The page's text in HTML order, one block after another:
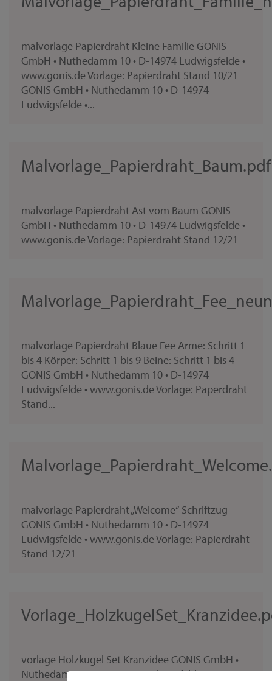
malvorlage Papierdraht Kleine Familie GONIS
GmbH • Nuthedamm 10 • D-14974 Ludwigsfelde •
www.gonis.de Vorlage: Papierdraht Stand 10/21
GONIS GmbH • Nuthedamm 10 • D-14974
Ludwigsfelde •...
Malvorlage_Papierdraht_Baum.pdf
malvorlage Papierdraht Ast vom Baum GONIS
GmbH • Nuthedamm 10 • D-14974 Ludwigsfelde •
www.gonis.de Vorlage: Papierdraht Stand 12/21
malvorlage Papierdraht Blaue Fee Arme: Schritt 1
bis 4 Körper: Schritt 1 bis 9 Beine: Schritt 1 bis 4
GONIS GmbH • Nuthedamm 10 • D-14974
Ludwigsfelde • www.gonis.de Vorlage: Paperdraht
Stand...
malvorlage Papierdraht „Welcome“ Schriftzug
GONIS GmbH • Nuthedamm 10 • D-14974
Ludwigsfelde • www.gonis.de Vorlage: Papierdraht
Stand 12/21
vorlage Holzkugel Set Kranzidee GONIS GmbH •
Nuthedamm 10 • D-14974 Ludwigsfelde •